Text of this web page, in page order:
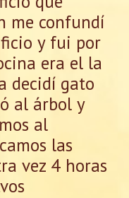
me confundí
y fui por
era el la
decidí gato
al árbol y
al
las
vez 4 horas